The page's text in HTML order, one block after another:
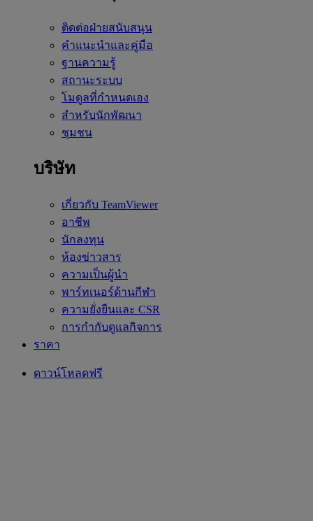
ติดต่อฝ่ายสนับสนุน
คำแนะนำและคู่มือ
ฐานความรู้
สถานะระบบ
โมดูลที่กำหนดเอง
สำหรับนักพัฒนา
ชุมชน
บริษัท
เกี่ยวกับ TeamViewer
อาชีพ
นักลงทุน
ห้องข่าวสาร
ความเป็นผู้นำ
พาร์ทเนอร์ด้านกีฬา
ความยั่งยืนและ CSR
การกำกับดูแลกิจการ
ราคา
ดาวน์โหลดฟรี